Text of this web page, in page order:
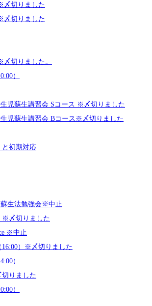
切りました
〆切りました
切りました。
）
児蘇生講習会 Sコース ※〆切りました
児蘇生講習会 Bコース※〆切りました
と初期対応
生法勉強会※中止
〆切りました
※中止
）※〆切りました
）
りました
）